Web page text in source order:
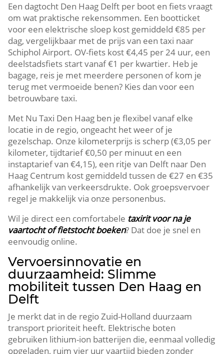
Een dagtocht Den Haag Delft per boot en fiets vraagt
om wat praktische rekensommen.​ Een bootticket
voor een elektrische sloep kost gemiddeld €85 per
dag, vergelijkbaar met de prijs van een taxi naar
Schiphol Airport.​ OV-fiets kost €4,45 per 24 uur, een
deelstadsfiets start vanaf €1 per kwartier.​ Heb je
bagage, reis je met meerdere personen of kom je
terug met vermoeide benen? Kies dan voor een
betrouwbare taxi.​
Met Nu Taxi Den Haag ben je flexibel vanaf elke
locatie in de regio, ongeacht het weer of je
gezelschap.​ Onze kilometerprijs is scherp (€3,05 per
kilometer, tijdtarief €0,50 per minuut en een
instaptarief van €4,15), een ritje van Delft naar Den
Haag Centrum kost gemiddeld tussen de €27 en €35
afhankelijk van verkeersdrukte.​ Ook groepsvervoer
regel je makkelijk via onze personenbus.​
Wil je direct een comfortabele taxirit voor na je
vaartocht of fietstocht boeken? Dat doe je snel en
eenvoudig online.​
Vervoersinnovatie en
duurzaamheid: Slimme
mobiliteit tussen Den Haag en
Delft
Je merkt dat in de regio Zuid-Holland duurzaam
transport prioriteit heeft.​ Elektrische boten
gebruiken lithium-ion batterijen die, eenmaal volledig
opgeladen, ruim vier uur vaartijd bieden zonder